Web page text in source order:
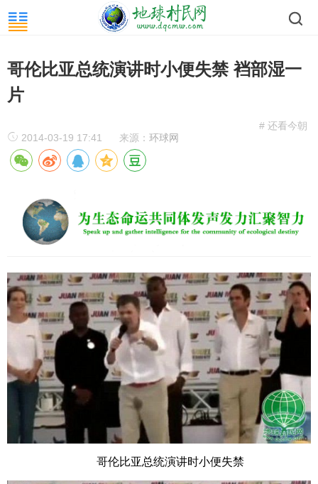
哥伦比亚总统演讲时小便失禁 裆部湿一
片
# 还看今朝
2014-03-19 17:41
来源： 环球网
哥伦比亚总统演讲时小便失禁